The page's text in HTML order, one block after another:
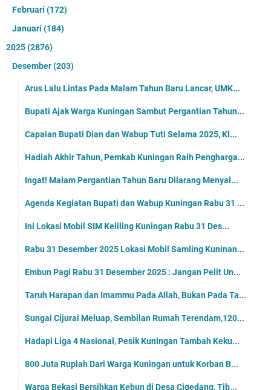
Februari (172)
Januari (184)
2025(2876)
Desember(203)
Arus Lalu Lintas Pada Malam Tahun Baru Lancar, UMK...
Bupati Ajak Warga Kuningan Sambut Pergantian Tahun...
Capaian Bupati Dian dan Wabup Tuti Selama 2025, Kl...
Hadiah Akhir Tahun, Pemkab Kuningan Raih Pengharga...
Ingat! Malam Pergantian Tahun Baru Dilarang Menyal...
Agenda Kegiatan Bupati dan Wabup Kuningan Rabu 31 ...
Ini Lokasi Mobil SIM Keliling Kuningan Rabu 31 Des...
Rabu 31 Desember 2025 Lokasi Mobil Samling Kuninan...
Embun Pagi Rabu 31 Desember 2025 : Jangan Pelit Un...
Taruh Harapan dan Imammu Pada Allah, Bukan Pada Ta...
Sungai Cijurai Meluap, Sembilan Rumah Terendam,120...
Hadapi Liga 4 Nasional, Pesik Kuningan Tambah Keku...
800 Juta Rupiah Dari Warga Kuningan untuk Korban B...
Warga Bekasi Bersihkan Kebun di Desa Cigedang, Tib...